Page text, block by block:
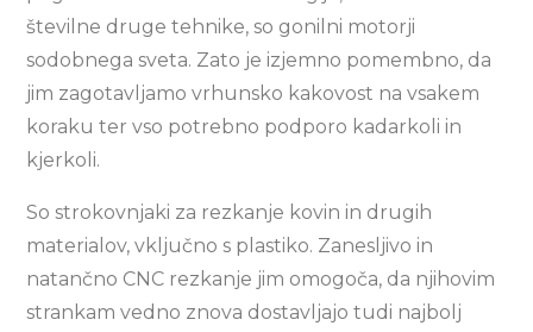
številne druge tehnike, so gonilni motorji
sodobnega sveta. Zato je izjemno pomembno, da
jim zagotavljamo vrhunsko kakovost na vsakem
koraku ter vso potrebno podporo kadarkoli in
kjerkoli.
So strokovnjaki za rezkanje kovin in drugih
materialov, vključno s plastiko. Zanesljivo in
natančno CNC rezkanje jim omogoča, da njihovim
strankam vedno znova dostavljajo tudi najbolj